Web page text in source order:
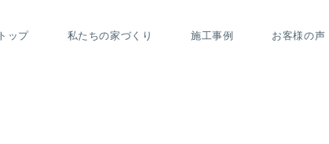
トップ 私たちの家づくり 施工事例 お客様の声